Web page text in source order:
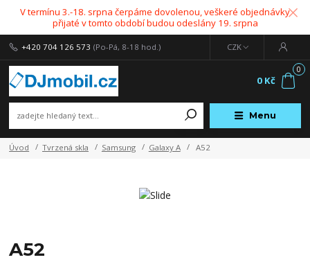
V termínu 3.-18. srpna čerpáme dovolenou, veškeré objednávky
přijaté v tomto období budou odeslány 19. srpna
Menu
CZK
+420 704 126 573 (Po-Pá, 8-18 hod.)
0
0 Kč
Úvod Tvrzená skla Samsung Galaxy A A52
A52